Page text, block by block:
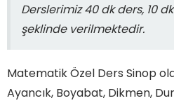
Derslerimiz 40 dk ders, 10
şeklinde verilmektedir.
Matematik Özel Ders Sinop
Ayancık, Boyabat, Dikmen,